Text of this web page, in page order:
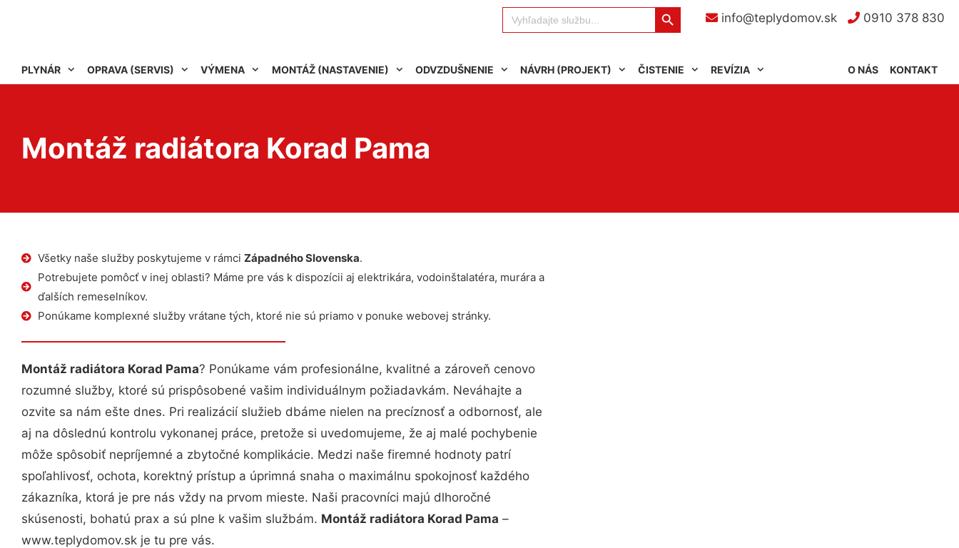
info@teplydomov.sk 0910 378 830
Search
for:
Search Button
PLYNÁR OPRAVA (SERVIS) VÝMENA MONTÁŽ (NASTAVENIE) ODVZDUŠNENIE NÁVRH (PROJEKT) ČISTENIE REVÍZIA KONTAKT
O NÁS
Montáž radiátora Korad Pama
Všetky naše služby poskytujeme v rámci Západného Slovenska.
Potrebujete pomôcť v inej oblasti? Máme pre vás k dispozícii aj elektrikára, vodoinštalatéra, murára a
ďalších remeselníkov.
Ponúkame komplexné služby vrátane tých, ktoré nie sú priamo v ponuke webovej stránky.
Montáž radiátora Korad Pama? Ponúkame vám profesionálne, kvalitné a zároveň cenovo
rozumné služby, ktoré sú prispôsobené vašim individuálnym požiadavkám. Neváhajte a
ozvite sa nám ešte dnes. Pri realizácií služieb dbáme nielen na precíznosť a odbornosť, ale
aj na dôslednú kontrolu vykonanej práce, pretože si uvedomujeme, že aj malé pochybenie
môže spôsobiť nepríjemné a zbytočné komplikácie. Medzi naše firemné hodnoty patrí
spoľahlivosť, ochota, korektný prístup a úprimná snaha o maximálnu spokojnosť každého
zákazníka, ktorá je pre nás vždy na prvom mieste. Naši pracovníci majú dlhoročné
skúsenosti, bohatú prax a sú plne k vašim službám. Montáž radiátora Korad Pama –
www.teplydomov.sk je tu pre vás.